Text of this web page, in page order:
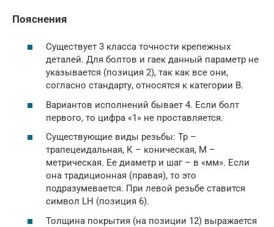
Пояснения
Существует 3 класса точности крепежных
деталей. Для болтов и гаек данный параметр не
указывается (позиция 2), так как все они,
согласно стандарту, относятся к категории B.
Вариантов исполнений бывает 4. Если болт
первого, то цифра «1» не проставляется.
Существующие виды резьбы: Тр –
трапецеидальная, К – коническая, М –
метрическая. Ее диаметр и шаг – в «мм». Если
она традиционная (правая), то это
подразумевается. При левой резьбе ставится
символ LH (позиция 6).
Толщина покрытия (на позиции 12) выражается